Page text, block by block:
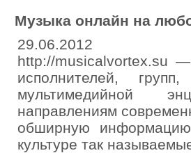
Музыка онлайн на
29.06.2012
http://musicalvortex.su
исполнителей,
мультимедийной
направлениям
обширную
культуре так